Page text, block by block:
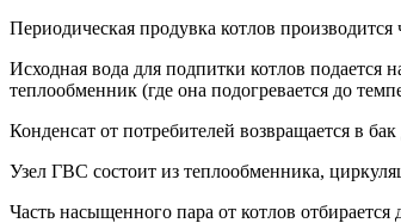
Периодическая продувка котлов
Исходная вода для подпитки котлов
теплообменник (где она подогревается до
Конденсат от потребителей возвращается в
Узел ГВС состоит из теплообменника,
Часть насыщенного пара от котлов